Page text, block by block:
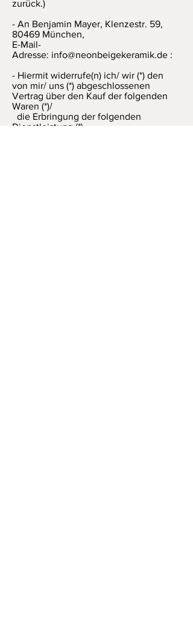
zurück.)
- An Benjamin Mayer, Klenzestr. 59,
80469 München,
E-Mail-
Adresse: info@neonbeigekeramik.de :
- Hiermit widerrufe(n) ich/ wir (*) den
von mir/ uns (*) abgeschlossenen
Vertrag über den Kauf der folgenden
Waren (*)/
die Erbringung der folgenden
Dienstleistung (*)